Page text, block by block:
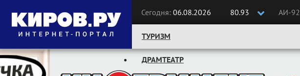
Сегодня: 06.08.2026 80.93 АИ-92
Следите за новостями:
ТУРИЗМ
ДРАМТЕАТР